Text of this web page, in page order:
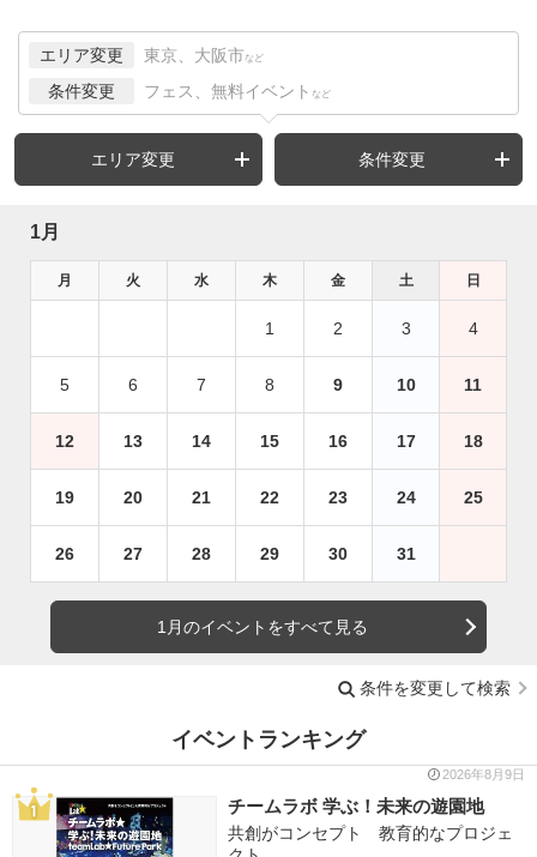
エリア変更 東京、大阪市 など
条件変更 フェス、無料イベント など
エリア変更 条件変更
1月
月 火 水 木 金 土 日
1 2 3 4
5 6 7 8 9 10 11
12 13 14 15 16 17 18
19 20 21 22 23 24 25
26 27 28 29 30 31
1月のイベントをすべて見る
条件を変更して検索
イベントランキング
2026年8月9日
チームラボ 学ぶ！未来の遊園地
共創がコンセプト 教育的なプロジェ